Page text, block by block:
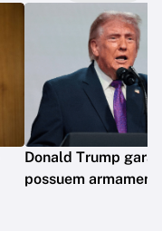
Donald Trump
possuem